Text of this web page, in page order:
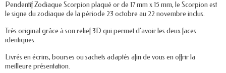
Pendentif Zodiaque Scorpion plaqué or de 17 mm x 15 mm, le Scorpion est
le signe du zodiaque de la période 23 octobre au 22 novembre inclus.
Très original grâce à son relief 3D qui permet d'avoir les deux faces
identiques.
Livrés en écrins, bourses ou sachets adaptés afin de vous en offrir la
meilleure présentation.